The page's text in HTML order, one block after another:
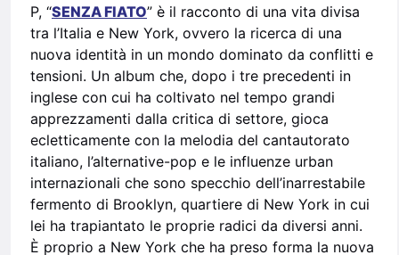
P, “SENZA FIATO” è il racconto di una vita divisa
tra l’Italia e New York, ovvero la ricerca di una
nuova identità in un mondo dominato da conflitti e
tensioni. Un album che, dopo i tre precedenti in
inglese con cui ha coltivato nel tempo grandi
apprezzamenti dalla critica di settore, gioca
ecletticamente con la melodia del cantautorato
italiano, l’alternative-pop e le influenze urban
internazionali che sono specchio dell’inarrestabile
fermento di Brooklyn, quartiere di New York in cui
lei ha trapiantato le proprie radici da diversi anni.
È proprio a New York che ha preso forma la nuova